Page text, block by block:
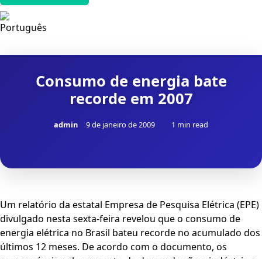
Consumo de energia bate
recorde em 2007
admin 9 de janeiro de 2009 1 min read
Um relatório da estatal Empresa de Pesquisa Elétrica (EPE)
divulgado nesta sexta-feira revelou que o consumo de
energia elétrica no Brasil bateu recorde no acumulado dos
últimos 12 meses. De acordo com o documento, os